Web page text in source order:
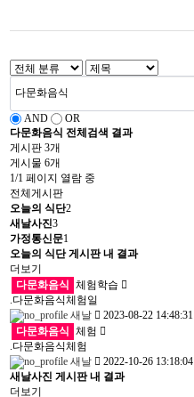
AND
OR
다문화음식 전체검색 결과
게시판 3개
게시물 6개
1/1 페이지 열람 중
전체게시판
오늘의 식단2
새날사진3
가정통신문1
오늘의 식단 게시판 내 결과
더보기
다문화음식 체험학습
.다문화음식체험일
새날
2023-08-22 14:48:31
다문화음식 체험
.다문화음식체험
새날
2022-10-26 13:18:04
새날사진 게시판 내 결과
더보기